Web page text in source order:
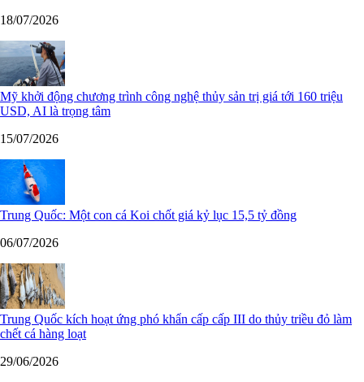
18/07/2026
Mỹ khởi động chương trình công nghệ thủy sản trị giá tới 160 triệu
USD, AI là trọng tâm
15/07/2026
Trung Quốc: Một con cá Koi chốt giá kỷ lục 15,5 tỷ đồng
06/07/2026
Trung Quốc kích hoạt ứng phó khẩn cấp cấp III do thủy triều đỏ làm
chết cá hàng loạt
29/06/2026